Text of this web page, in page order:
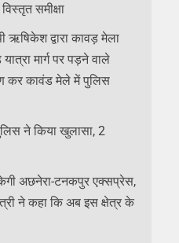
समीक्षा
ऋषिकेश द्वारा कावड़ मेला
मार्ग पर पड़ने वाले
कर कावंड मेले में पुलिस
ने किया खुलासा, 2
अछनेरा-टनकपुर एक्सप्रेस,
ने कहा कि अब इस क्षेत्र के